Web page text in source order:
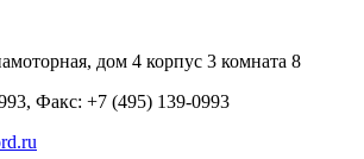
дом 4 корпус 3 комната 8
Факс: +7 (495) 139-0993